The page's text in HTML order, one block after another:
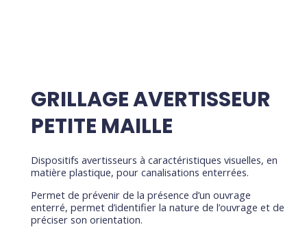
GRILLAGE AVERTISSEUR
PETITE MAILLE
Dispositifs avertisseurs à caractéristiques visuelles, en
matière plastique, pour canalisations enterrées.
Permet de prévenir de la présence d’un ouvrage
enterré, permet d’identifier la nature de l’ouvrage et de
préciser son orientation.